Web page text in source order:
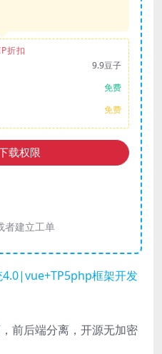
折扣
9.9豆子
免费
免费
载权限
者建立工单
前后端分离，开源无加密